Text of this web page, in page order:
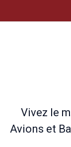
Vivez le
Avions et